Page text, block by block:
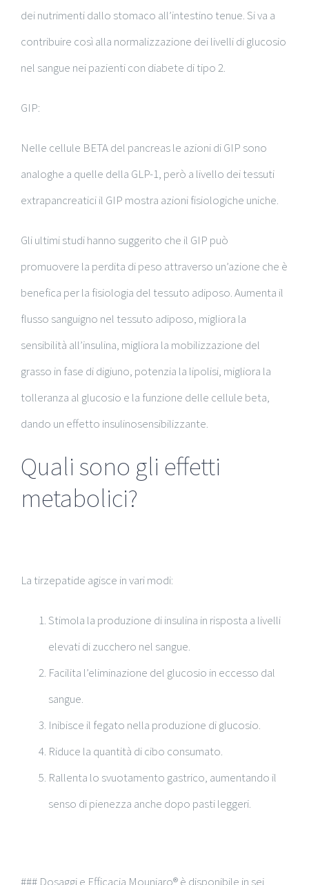
dei nutrimenti dallo stomaco all’intestino tenue. Si va a
contribuire così alla normalizzazione dei livelli di glucosio
nel sangue nei pazienti con diabete di tipo 2.
GIP:
Nelle cellule BETA del pancreas le azioni di GIP sono
analoghe a quelle della GLP-1, però a livello dei tessuti
extrapancreatici il GIP mostra azioni fisiologiche uniche.
Gli ultimi studi hanno suggerito che il GIP può
promuovere la perdita di peso attraverso un’azione che è
benefica per la fisiologia del tessuto adiposo. Aumenta il
flusso sanguigno nel tessuto adiposo, migliora la
sensibilità all’insulina, migliora la mobilizzazione del
grasso in fase di digiuno, potenzia la lipolisi, migliora la
tolleranza al glucosio e la funzione delle cellule beta,
dando un effetto insulinosensibilizzante.
Quali sono gli effetti
metabolici?
La tirzepatide agisce in vari modi:
Stimola la produzione di insulina in risposta a livelli
elevati di zucchero nel sangue.
Facilita l’eliminazione del glucosio in eccesso dal
sangue.
Inibisce il fegato nella produzione di glucosio.
Riduce la quantità di cibo consumato.
Rallenta lo svuotamento gastrico, aumentando il
senso di pienezza anche dopo pasti leggeri.
### Dosaggi e Efficacia Mounjaro® è disponibile in sei